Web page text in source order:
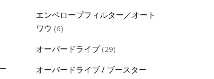
エンベロープフィルター／オート
ワウ 66
オーバードライブ 2929
オーバードライブ / ブースター